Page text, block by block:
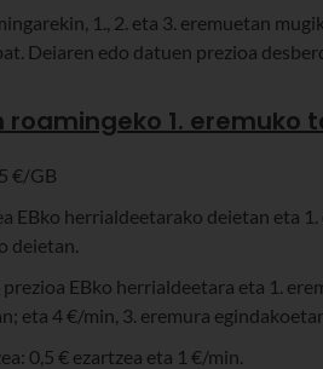
1., 2. eta 3. eremuetan
Deiaren edo datuen prezioa
roamingeko 1. eremuko
€/GB
EBko herrialdeetarako deietan eta
deietan.
EBko herrialdeetara eta 1.
eta 4 €/min, 3. eremura
0,5 € ezartzea eta 1 €/min.